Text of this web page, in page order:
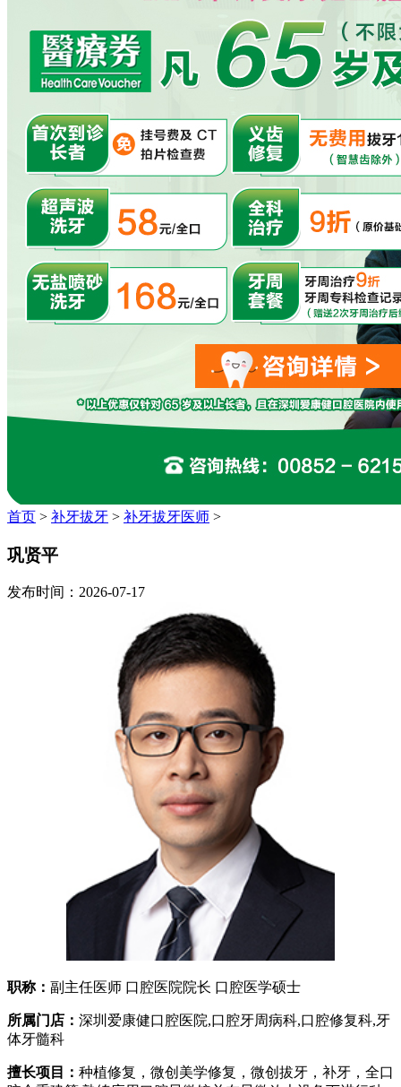
首页 > 补牙拔牙 > 补牙拔牙医师 >
巩贤平
发布时间：2026-07-17
职称： 副主任医师 口腔医院院长 口腔医学硕士
所属门店： 深圳爱康健口腔医院,口腔牙周病科,口腔修复科,牙
体牙髓科
擅长项目： 种植修复，微创美学修复，微创拔牙，补牙，全口